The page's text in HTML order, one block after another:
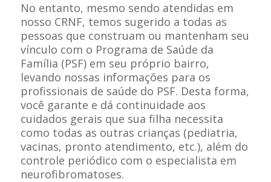
No entanto, mesmo sendo atendidas em
nosso CRNF, temos sugerido a todas as
pessoas que construam ou mantenham seu
vínculo com o Programa de Saúde da
Família (PSF) em seu próprio bairro,
levando nossas informações para os
profissionais de saúde do PSF. Desta forma,
você garante e dá continuidade aos
cuidados gerais que sua filha necessita
como todas as outras crianças (pediatria,
vacinas, pronto atendimento, etc.), além do
controle periódico com o especialista em
neurofibromatoses.